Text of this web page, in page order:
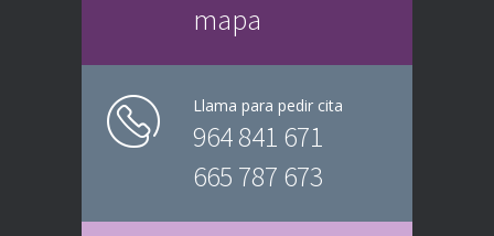
mapa
Llama para pedir cita
964 841 671
665 787 673